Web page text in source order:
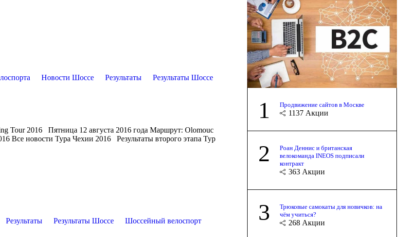
Новости Шоссе Результаты
Результаты Шоссе
Tour 2016 Пятница 12 августа 2016 года Маршрут: Olomouc
Все новости Тура Чехии 2016 Результаты второго этапа Тур
Результаты Результаты Шоссе Шоссейный велоспорт
1 Продвижение сайтов в Москве
1137 Акции
2
Роан Деннис и британская
велокоманда INEOS подписали
контракт
363 Акции
3
Трюковые самокаты для новичков: на
чём учиться?
268 Акции